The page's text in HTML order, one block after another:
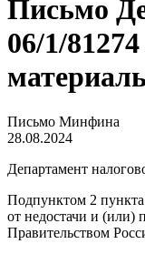
Письмо
06/1/
Письмо Минфина
28.08.2024
Департамент
Подпунктом 2 пункта
от недостачи и (или)
Правительством